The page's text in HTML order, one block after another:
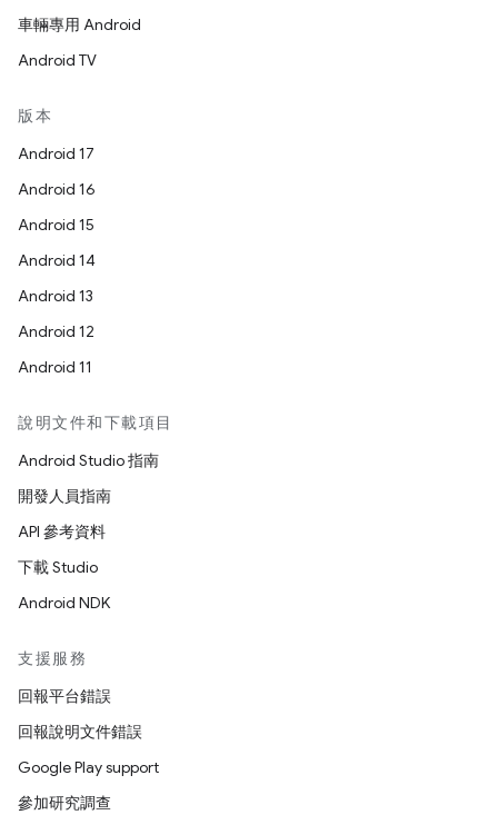
車輛專用 Android
Android TV
版本
Android 17
Android 16
Android 15
Android 14
Android 13
Android 12
Android 11
說明文件和下載項目
Android Studio 指南
開發人員指南
API 參考資料
下載 Studio
Android NDK
支援服務
回報平台錯誤
回報說明文件錯誤
Google Play support
參加研究調查